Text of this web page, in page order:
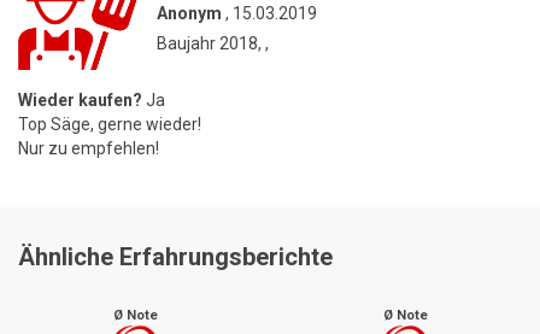
Anonym , 15.03.2019
Baujahr 2018, ,
Wieder kaufen? Ja
Top Säge, gerne wieder!
Nur zu empfehlen!
Ähnliche Erfahrungsberichte
Ø Note Ø Note